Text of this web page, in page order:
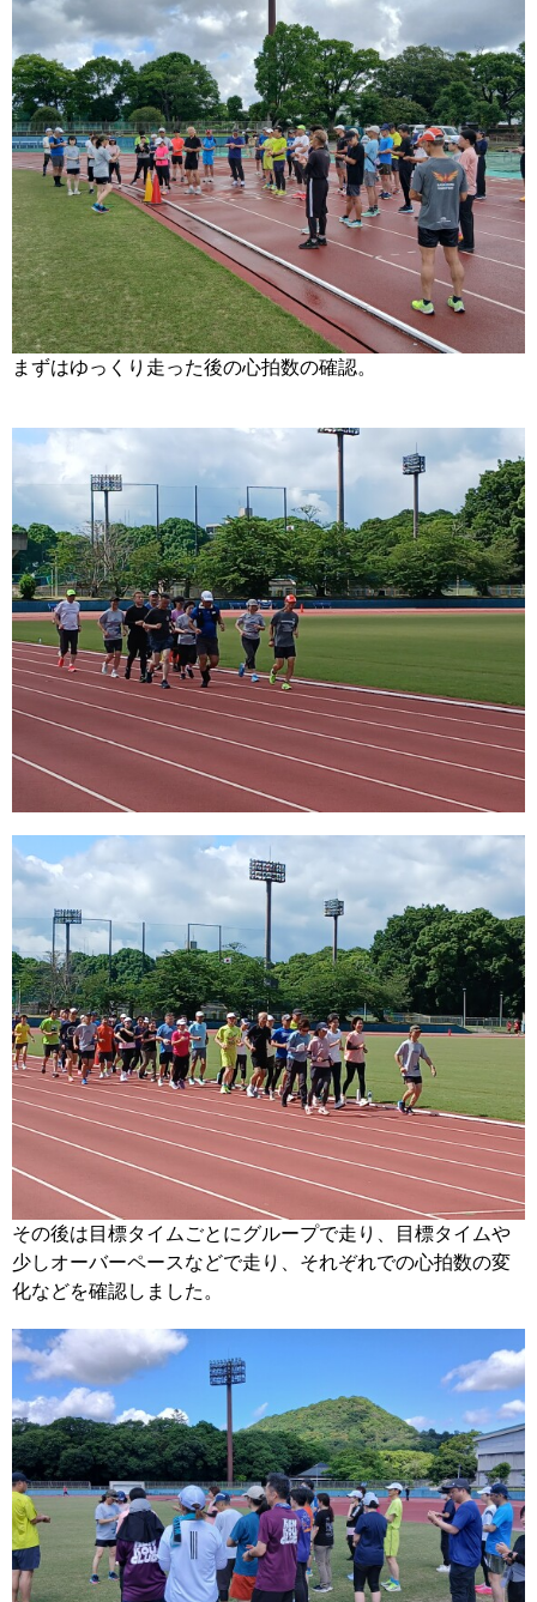
まずはゆっくり走った後の心拍数の確認。
その後は目標タイムごとにグループで走り、目標タイムや
少しオーバーペースなどで走り、それぞれでの心拍数の変
化などを確認しました。